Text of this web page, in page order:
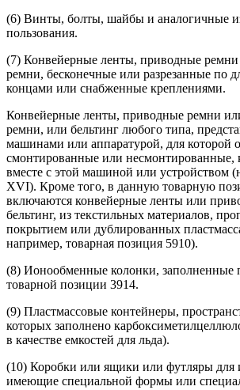
(6) Винты, болты, шайбы и аналогичные
пользования.
(7) Конвейерные ленты, приводные ремни
ремни, бесконечные или разрезанные по
концами или снабженные креплениями.
Конвейерные ленты, приводные ремни
ремни, или бельтинг любого типа,
машинами или аппаратурой, для которой
смонтированные или несмонтированные,
вместе с этой ма­шиной или устройством
XVI). Кроме того, в данную товарную
включаются конвейерные ленты или
бельтинг, из текстильных материалов,
покрытием или дублированных
например, товарная позиция 5910).
(8) Ионообменные колонки, заполненные
товарной позиции 3914.
(9) Пластмассовые контейнеры,
которых заполнено
в качестве емкостей для льда).
(10) Коробки или ящики или футляры для
имеющие специальной формы или